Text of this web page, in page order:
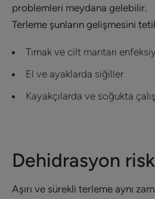
problemleri meydana gelebilir.
Terleme şunların gelişmesini
Tırnak ve cilt mantarı
El ve ayaklarda siğiller
Kayakçılarda ve soğukta
Dehidrasyon
Aşırı ve sürekli terleme aynı